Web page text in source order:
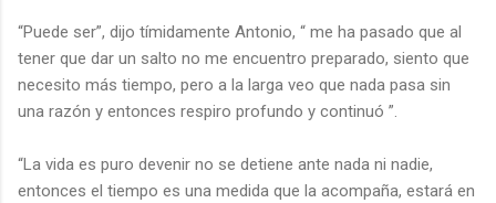
“Puede ser”, dijo tímidamente Antonio, “ me ha pasado que al
tener que dar un salto no me encuentro preparado, siento que
necesito más tiempo, pero a la larga veo que nada pasa sin
una razón y entonces respiro profundo y continuó ”.
“La vida es puro devenir no se detiene ante nada ni nadie,
entonces el tiempo es una medida que la acompaña, estará en